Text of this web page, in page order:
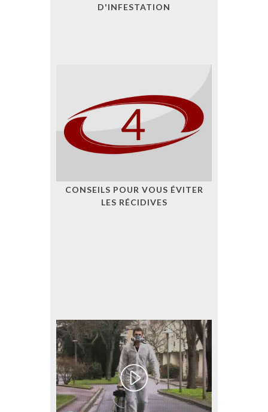
D'INFESTATION
CONSEILS POUR VOUS ÉVITER
LES RÉCIDIVES